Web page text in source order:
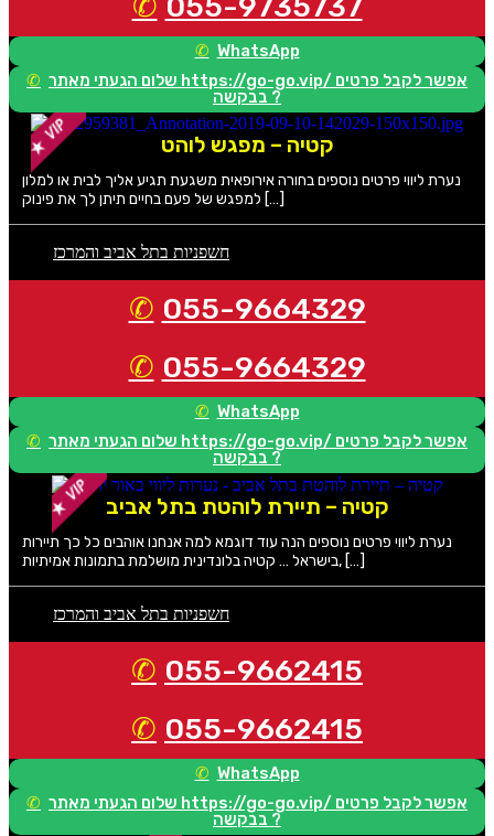
WhatsApp
שלום הגעתי מאתר https://go-go.vip/ אפשר לקבל פרטים
בבקשה ?
קטיה – מפגש לוהט
נערת ליווי פרטים נוספים בחורה אירופאית משגעת תגיע אליך לבית או למלון
למפגש של פעם בחיים תיתן לך את פינוק […]
חשפניות בתל אביב והמרכז
055-9664329
055-9664329
WhatsApp
שלום הגעתי מאתר https://go-go.vip/ אפשר לקבל פרטים
בבקשה ?
קטיה – תיירת לוהטת בתל אביב
נערת ליווי פרטים נוספים הנה עוד דוגמא למה אנחנו אוהבים כל כך תיירות
בישראל … קטיה בלונדינית מושלמת בתמונות אמיתיות, […]
חשפניות בתל אביב והמרכז
055-9662415
055-9662415
WhatsApp
שלום הגעתי מאתר https://go-go.vip/ אפשר לקבל פרטים
בבקשה ?